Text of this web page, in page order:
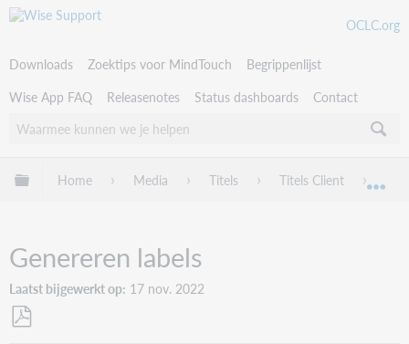
OCLC.org
Downloads Zoektips voor MindTouch
Begrippenlijst
Wise App FAQ
Releasenotes Status dashboards Contact
Uitklappen/inklappen van globale hiërarchie
Home Media Titels Titels Client
Genereren labels
Laatst bijgewerkt op 17 nov. 2022